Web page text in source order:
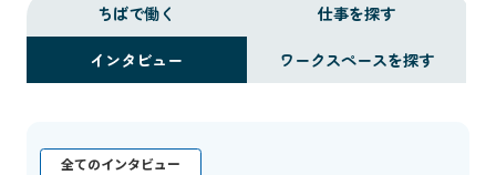
ちばで働く
仕事を探す
インタビュー
ワークスペースを探す
全てのインタビュー